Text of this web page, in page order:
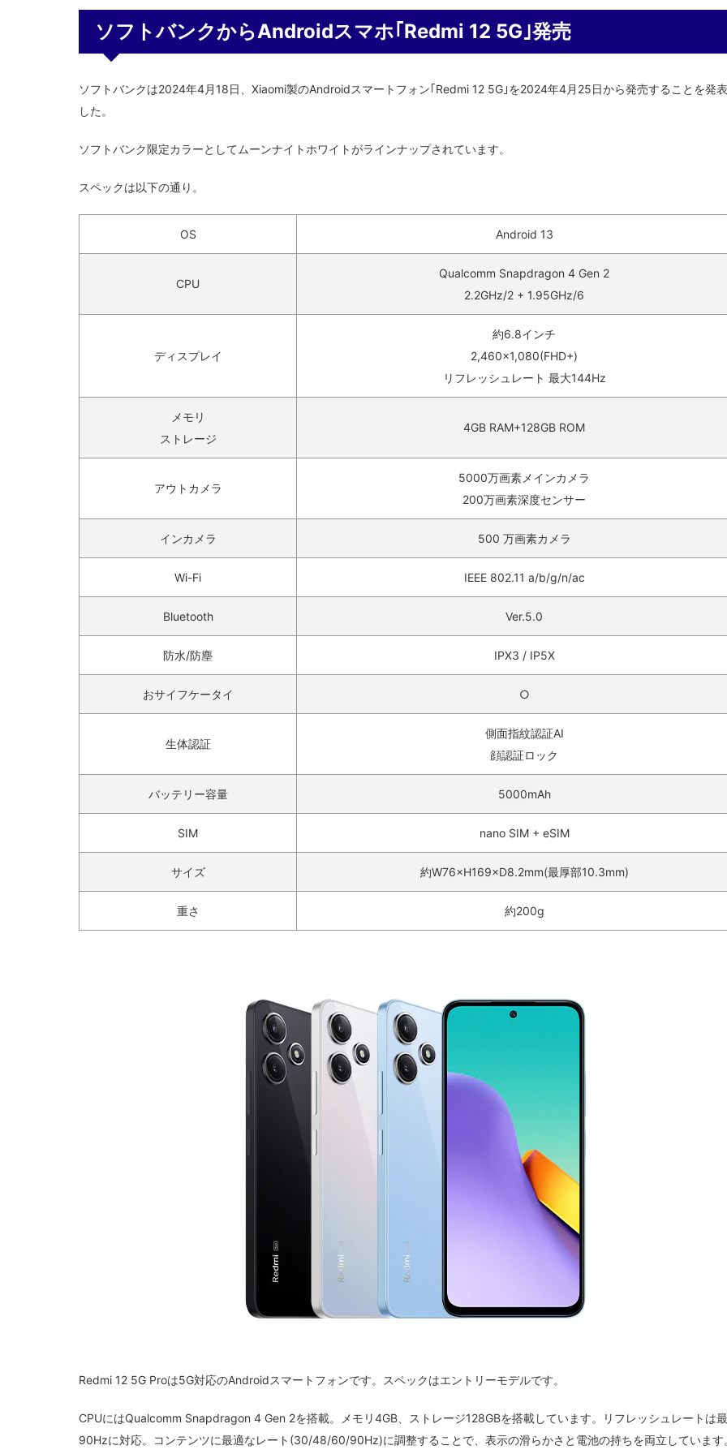
ソフトバンクからAndroidスマホ｢Redmi 12 5G｣発売
ソフトバンクは2024年4月18日、Xiaomi製のAndroidスマートフォン｢Redmi 12 5G｣を2024年4月25日から発売することを発
した。
ソフトバンク限定カラーとしてムーンナイトホワイトがラインナップされています。
スペックは以下の通り。
OS Android 13
CPU
Qualcomm Snapdragon 4 Gen 2
2.2GHz/2 + 1.95GHz/6
ディスプレイ
約6.8インチ
2,460×1,080(FHD+)
リフレッシュレート 最大144Hz
メモリ
ストレージ
4GB RAM+128GB ROM
アウトカメラ
5000万画素メインカメラ
200万画素深度センサー
インカメラ 500 万画素カメラ
Wi-Fi IEEE 802.11 a/b/g/n/ac
Bluetooth Ver.5.0
防水/防塵 IPX3 / IP5X
おサイフケータイ ○
生体認証
側面指紋認証AI
顔認証ロック
バッテリー容量 5000mAh
SIM nano SIM + eSIM
サイズ 約W76×H169×D8.2mm(最厚部10.3mm)
重さ 約200g
Redmi 12 5G Proは5G対応のAndroidスマートフォンです。スペックはエントリーモデルです。
CPUにはQualcomm Snapdragon 4 Gen 2を搭載。メモリ4GB、ストレージ128GBを搭載しています。リフレッシュレートは
90Hzに対応。コンテンツに最適なレート(30/48/60/90Hz)に調整することで、表示の滑らかさと電池の持ちを両立しています